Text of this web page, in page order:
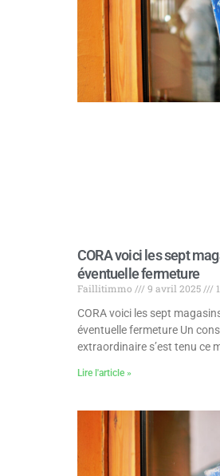
CORA voici les sept
éventuelle fermeture
Faillitimmo 9 avril 2025
CORA voici les sept
éventuelle fermeture Un
extraordinaire s’est tenu ce
Lire l'article »